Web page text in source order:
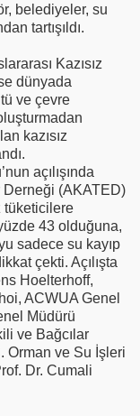
belediyeler, su
tartışıldı.
Kazısız
dünyada
ve çevre
kazısız
açılışında
Derneği (AKATED)
tüketicilere
43 olduğuna,
sadece su kayıp
çekti. Açılışta
Hoelterhoff,
ACWUA Genel
Müdürü
ve Bağcılar
Orman ve Su İşleri
Dr. Cumali